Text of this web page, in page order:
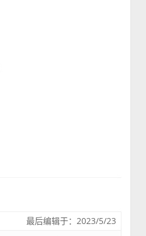
最后编辑于：2023/5/23